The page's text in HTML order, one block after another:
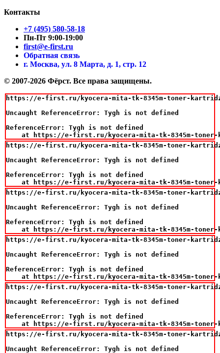
Контакты
+7 (495) 580-58-18
Пн-Пт 9:00-19:00
first@e-first.ru
Обратная связь
г. Москва, ул. 8 Марта, д. 1, стр. 12
© 2007-2026 Фёрст. Все права защищены.
https://e-first.ru/kyocera-mita-tk-8345m-toner-
Uncaught ReferenceError: Tygh is not defined
ReferenceError: Tygh is not defined
at https://e-first.ru/kyocera-mita-tk-8345m-
https://e-first.ru/kyocera-mita-tk-8345m-toner-
Uncaught ReferenceError: Tygh is not defined
ReferenceError: Tygh is not defined
at https://e-first.ru/kyocera-mita-tk-8345m-
https://e-first.ru/kyocera-mita-tk-8345m-toner-
Uncaught ReferenceError: Tygh is not defined
ReferenceError: Tygh is not defined
at https://e-first.ru/kyocera-mita-tk-8345m-
https://e-first.ru/kyocera-mita-tk-8345m-toner-
Uncaught ReferenceError: Tygh is not defined
ReferenceError: Tygh is not defined
at https://e-first.ru/kyocera-mita-tk-8345m-
https://e-first.ru/kyocera-mita-tk-8345m-toner-
Uncaught ReferenceError: Tygh is not defined
ReferenceError: Tygh is not defined
at https://e-first.ru/kyocera-mita-tk-8345m-
https://e-first.ru/kyocera-mita-tk-8345m-toner-
Uncaught ReferenceError: Tygh is not defined